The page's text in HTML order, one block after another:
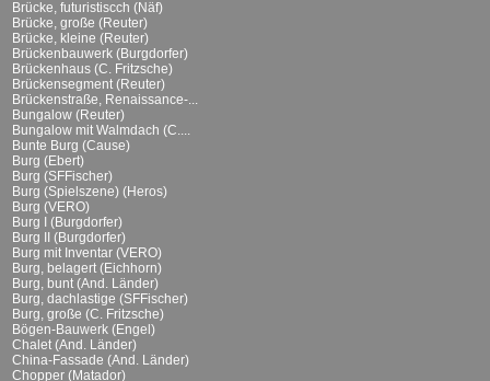
Brücke, futuristiscch (Näf)
Brücke, große (Reuter)
Brücke, kleine (Reuter)
Brückenbauwerk (Burgdorfer)
Brückenhaus (C. Fritzsche)
Brückensegment (Reuter)
Brückenstraße, Renaissance-...
Bungalow (Reuter)
Bungalow mit Walmdach (C....
Bunte Burg (Cause)
Burg (Ebert)
Burg (SFFischer)
Burg (Spielszene) (Heros)
Burg (VERO)
Burg I (Burgdorfer)
Burg II (Burgdorfer)
Burg mit Inventar (VERO)
Burg, belagert (Eichhorn)
Burg, bunt (And. Länder)
Burg, dachlastige (SFFischer)
Burg, große (C. Fritzsche)
Bögen-Bauwerk (Engel)
Chalet (And. Länder)
China-Fassade (And. Länder)
Chopper (Matador)